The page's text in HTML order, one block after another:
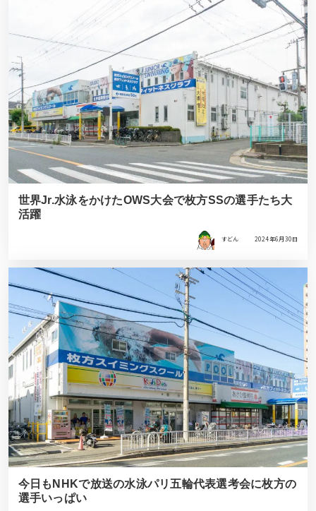
世界Jr.水泳をかけたOWS大会で枚方SSの選手たち大
活躍
すどん 2024年6月30日
今日もNHKで放送の水泳パリ五輪代表選考会に枚方の
選手いっぱい